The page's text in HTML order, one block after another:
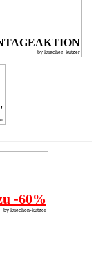
by kuechen-kutzer
-60%
by kuechen-kutzer